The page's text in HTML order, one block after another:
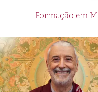
Formação em